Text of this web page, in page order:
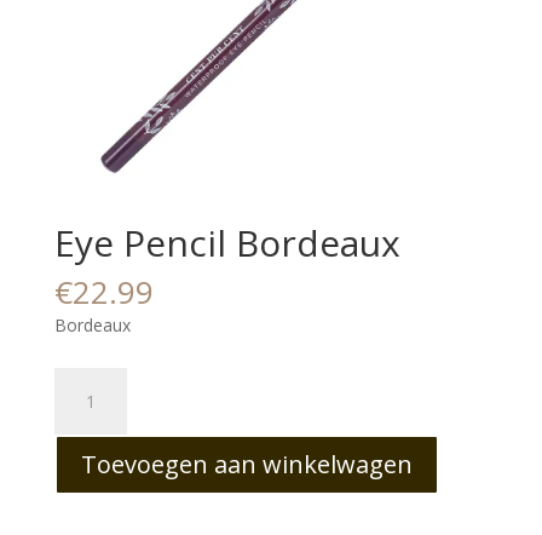
Eye Pencil Bordeaux
€22.99
Bordeaux
Pencil
Bordeaux
aantalToevoegen aan winkelwagen